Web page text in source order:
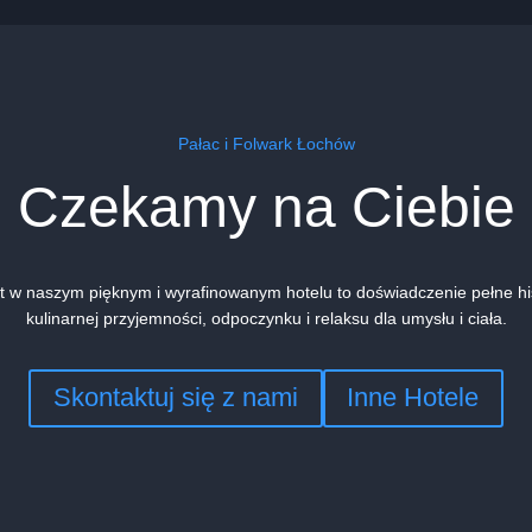
Pałac i Folwark Łochów
Czekamy na Ciebie
w naszym pięknym i wyrafinowanym hotelu to doświadczenie pełne
kulinarnej przyjemności, odpoczynku i relaksu dla umysłu i ciała.
Skontaktuj się z nami Inne Hotele